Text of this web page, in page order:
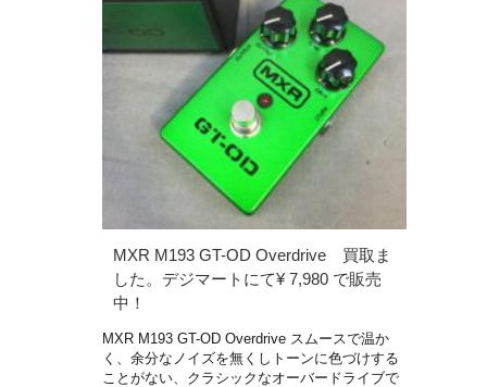
MXR M193 GT-OD Overdrive 買取ま
した。デジマートにて¥ 7,980 で販売
中！
MXR M193 GT-OD Overdrive スムースで温か
く、余分なノイズを無くしトーンに色づけする
ことがない、クラシックなオーバードライブで